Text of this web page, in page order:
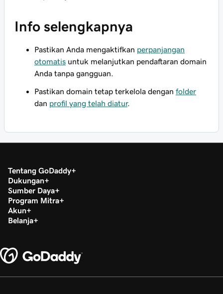
Info selengkapnya
Pastikan Anda mengaktifkan perpanjangan
otomatis untuk melanjutkan pendaftaran domain
Anda tanpa gangguan.
Pastikan domain tetap terkelola dengan folder
dan profil yang telah diatur.
Tentang GoDaddy
Dukungan
Sumber Daya
Program Mitra
Akun
Belanja